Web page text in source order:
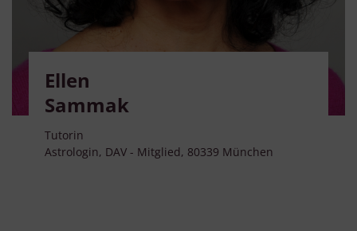
Ellen
Sammak
Tutorin
Astrologin, DAV - Mitglied, 80339 München